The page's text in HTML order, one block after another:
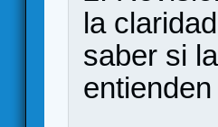
la
saber si